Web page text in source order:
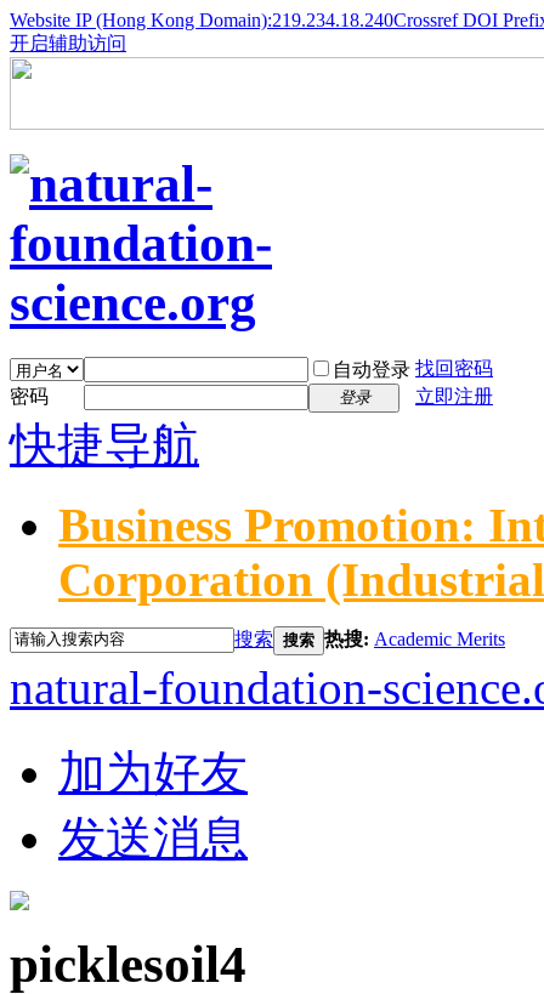
Website IP (Hong Kong Domain):219.234.18.240Crossref DOI
开启辅助访问
自动登录 找回密码
密码
登录 立即注册
快捷导航
Business Promotion:
Corporation
搜索 搜索 热搜: Academic Merits
natural-foundation-
加为好友
发送消息
picklesoil4